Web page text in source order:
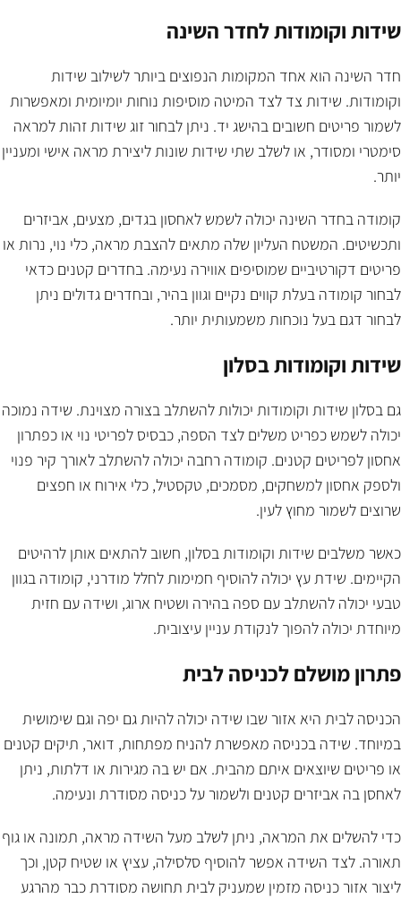
שידות וקומודות לחדר השינה
חדר השינה הוא אחד המקומות הנפוצים ביותר לשילוב שידות
וקומודות. שידות צד לצד המיטה מוסיפות נוחות יומיומית ומאפשרות
לשמור פריטים חשובים בהישג יד. ניתן לבחור זוג שידות זהות למראה
סימטרי ומסודר, או לשלב שתי שידות שונות ליצירת מראה אישי ומעניין
יותר.
קומודה בחדר השינה יכולה לשמש לאחסון בגדים, מצעים, אביזרים
ותכשיטים. המשטח העליון שלה מתאים להצבת מראה, כלי נוי, נרות או
פריטים דקורטיביים שמוסיפים אווירה נעימה. בחדרים קטנים כדאי
לבחור קומודה בעלת קווים נקיים וגוון בהיר, ובחדרים גדולים ניתן
לבחור דגם בעל נוכחות משמעותית יותר.
שידות וקומודות בסלון
גם בסלון שידות וקומודות יכולות להשתלב בצורה מצוינת. שידה נמוכה
יכולה לשמש כפריט משלים לצד הספה, כבסיס לפריטי נוי או כפתרון
אחסון לפריטים קטנים. קומודה רחבה יכולה להשתלב לאורך קיר פנוי
ולספק אחסון למשחקים, מסמכים, טקסטיל, כלי אירוח או חפצים
שרוצים לשמור מחוץ לעין.
כאשר משלבים שידות וקומודות בסלון, חשוב להתאים אותן לרהיטים
הקיימים. שידת עץ יכולה להוסיף חמימות לחלל מודרני, קומודה בגוון
טבעי יכולה להשתלב עם ספה בהירה ושטיח ארוג, ושידה עם חזית
מיוחדת יכולה להפוך לנקודת עניין עיצובית.
פתרון מושלם לכניסה לבית
הכניסה לבית היא אזור שבו שידה יכולה להיות גם יפה וגם שימושית
במיוחד. שידה בכניסה מאפשרת להניח מפתחות, דואר, תיקים קטנים
או פריטים שיוצאים איתם מהבית. אם יש בה מגירות או דלתות, ניתן
לאחסן בה אביזרים קטנים ולשמור על כניסה מסודרת ונעימה.
כדי להשלים את המראה, ניתן לשלב מעל השידה מראה, תמונה או גוף
תאורה. לצד השידה אפשר להוסיף סלסילה, עציץ או שטיח קטן, וכך
ליצור אזור כניסה מזמין שמעניק לבית תחושה מסודרת כבר מהרגע